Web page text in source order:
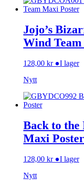
Jojo’s
Wind
128,00 kr ●I lager
Nytt
Back to
Maxi Poster
128,00 kr ●I lager
Nytt